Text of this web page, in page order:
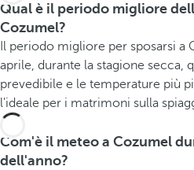
Qual è il periodo migliore
Cozumel?
Il periodo migliore per sposarsi a
aprile, durante la stagione secca,
prevedibile e le temperature più
l'ideale per i matrimoni sulla
Com'è il meteo a Cozumel
dell'anno?